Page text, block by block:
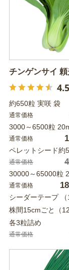
チンゲンサイ 頼
4.5
約650粒 実咲 袋
通常価格
3000～6500粒
通常価格
ペレットシード約
通常価格
30000～65000粒
通常価格
シーダーテープ
株間15cmごと（
各3粒詰め
通常価格